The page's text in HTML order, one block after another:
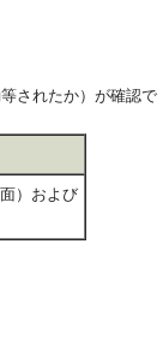
されたか）が確認で
）および